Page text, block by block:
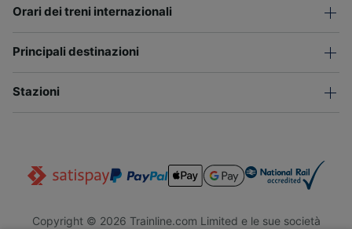
Orari dei treni internazionali
Principali destinazioni
Stazioni
Copyright © 2026 Trainline.com Limited e le sue società